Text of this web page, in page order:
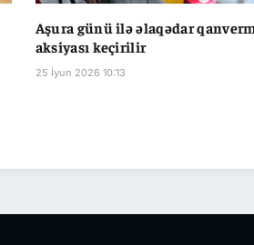
Aşura günü ilə əlaqədar
aksiyası keçirilir
25 İyun 2026 10:13